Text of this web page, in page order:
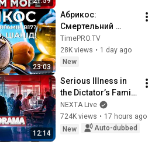
ЗЕРНО
23:03
Абрикос:
Смертельний
ціанід, фальшивий
Вітамін B17 та міфи
про довголіття |
продуктів
TimePRO.TV
28K views • 1 day ago
New
12:14
Serious Illness in
the Dictator’s Family
/ Ukrainian Forces
Hold a Military
Parade in Crimea
NEXTA Live
724K views • 17 hours ago
New
Auto-dubbed